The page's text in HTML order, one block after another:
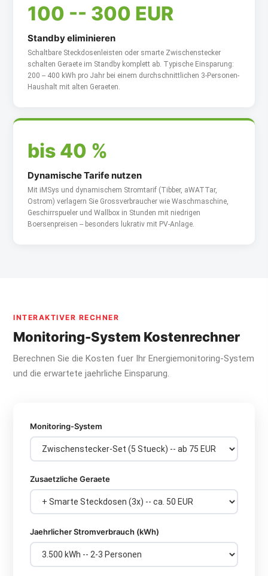
100 -- 300 EUR
Standby eliminieren
Schaltbare Steckdosenleisten oder smarte Zwischenstecker
schalten Geraete im Standby komplett ab. Typische Einsparung:
200 -- 400 kWh pro Jahr bei einem durchschnittlichen 3-Personen-
Haushalt mit alten Geraeten.
bis 40 %
Dynamische Tarife nutzen
Mit iMSys und dynamischem Stromtarif (Tibber, aWATTar,
Ostrom) verlagern Sie Grossverbraucher wie Waschmaschine,
Geschirrspueler und Wallbox in Stunden mit niedrigen
Boersenpreisen -- besonders lukrativ mit PV-Anlage.
INTERAKTIVER RECHNER
Monitoring-System Kostenrechner
Berechnen Sie die Kosten fuer Ihr Energiemonitoring-System
und die erwartete jaehrliche Einsparung.
Monitoring-System
Zusaetzliche Geraete
Jaehrlicher Stromverbrauch (kWh)